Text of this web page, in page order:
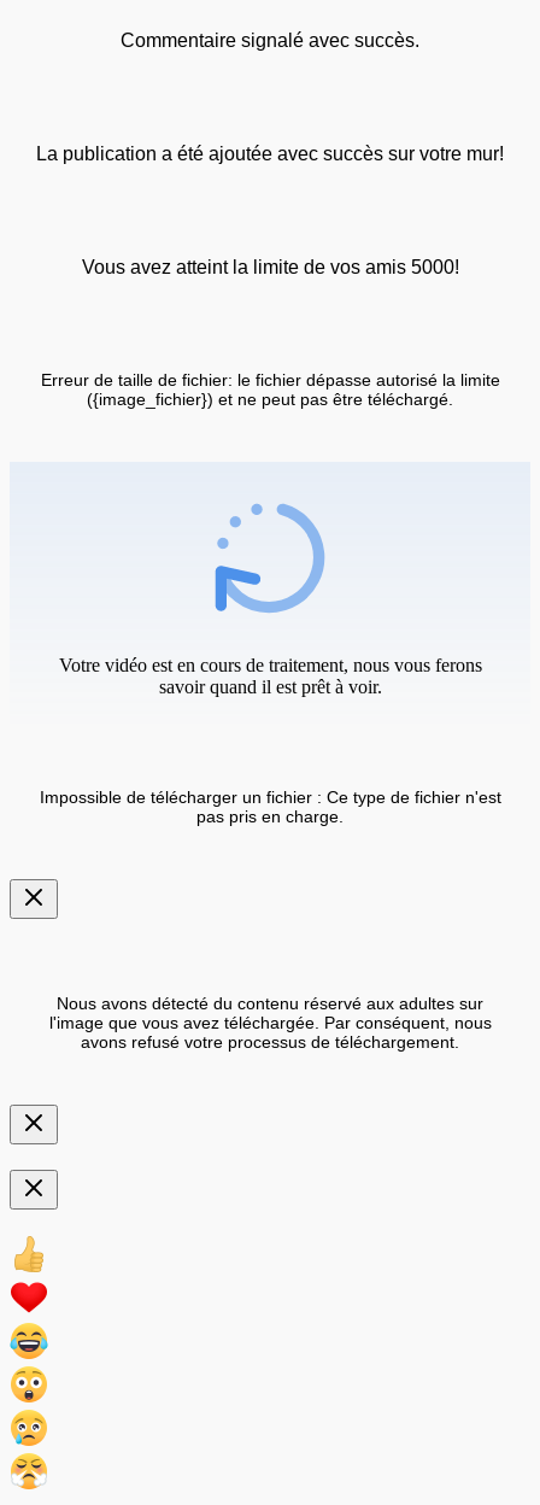
Commentaire signalé avec succès.
La publication a été ajoutée avec succès sur votre mur!
Vous avez atteint la limite de vos amis 5000!
Erreur de taille de fichier: le fichier dépasse autorisé la limite
({image_fichier}) et ne peut pas être téléchargé.
Votre vidéo est en cours de traitement, nous vous ferons
savoir quand il est prêt à voir.
Impossible de télécharger un fichier : Ce type de fichier n'est
pas pris en charge.
Nous avons détecté du contenu réservé aux adultes sur
l'image que vous avez téléchargée. Par conséquent, nous
avons refusé votre processus de téléchargement.